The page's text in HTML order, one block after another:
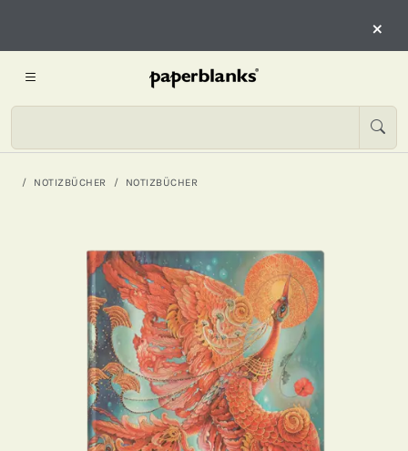
×
NOTIZBÜCHER NOTIZBÜCHER